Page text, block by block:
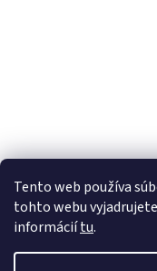
Tento web používa
tohto webu
informáciítu.